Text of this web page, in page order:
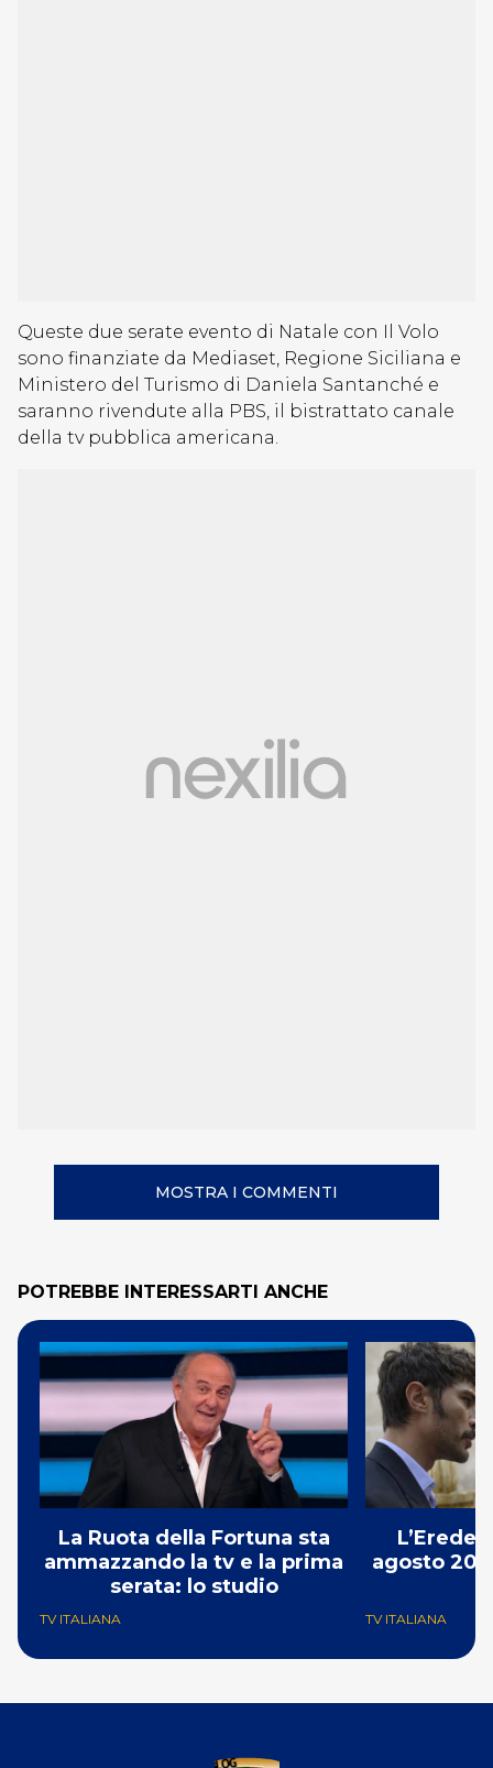
Queste due serate evento di Natale con Il Volo
sono finanziate da Mediaset, Regione Siciliana e
Ministero del Turismo di Daniela Santanché e
saranno rivendute alla PBS, il bistrattato canale
della tv pubblica americana.
MOSTRA I COMMENTI
POTREBBE INTERESSARTI ANCHE
La Ruota della Fortuna sta
ammazzando la tv e la prima
serata: lo studio
TV ITALIANA
agosto
TV ITALIANA